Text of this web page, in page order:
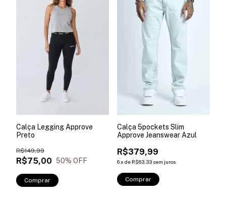
Calça Legging Approve
Preto
R$75,00
R$149,99
50% OFF
Comprar
Calça 5pockets Slim
Approve Jeanswear Azul
R$379,99
6x de R$63,33 sem juros
Comprar